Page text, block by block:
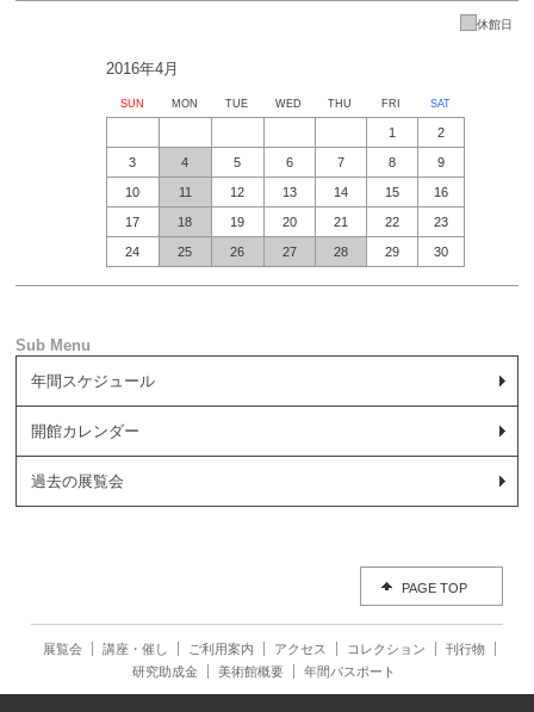
休館日
2016年4月
SUN MON TUE WED THU FRI SAT
1 2
3 4 5 6 7 8 9
10 11 12 13 14 15 16
17 18 19 20 21 22 23
24 25 26 27 28 29 30
年間スケジュール
開館カレンダー
過去の展覧会
PAGE TOP
展覧会 講座・催し ご利用案内 アクセス コレクション
刊行物
研究助成金
美術館概要 年間パスポート